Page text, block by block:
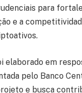
para
e a
elaborado em
pelo Banco
e busca